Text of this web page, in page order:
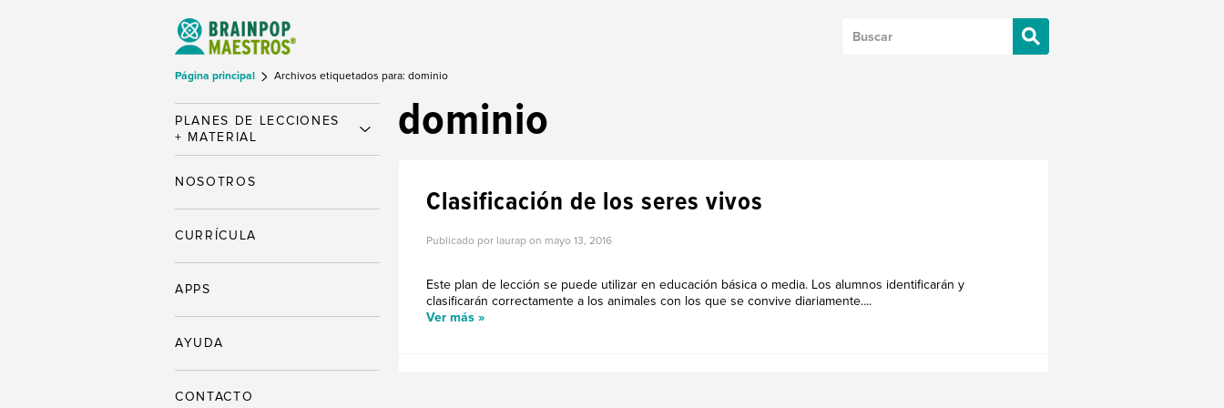
Página principal Archivos etiquetados para: dominio
dominio
Clasificación de los seres vivos
Publicado por laurap on mayo 13, 2016
Este plan de lección se puede utilizar en educación básica o media. Los alumnos identificarán y
clasificarán correctamente a los animales con los que se convive diariamente....
Ver más »
PLANES DE LECCIONES
+ MATERIAL
NOSOTROS
CURRÍCULA
APPS
AYUDA
CONTACTO